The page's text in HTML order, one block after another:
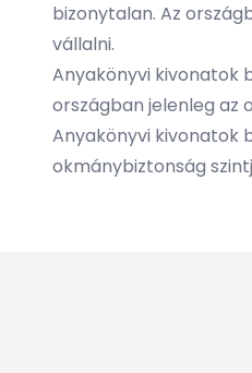
bizonytalan. Az
vállalni.
Anyakönyvi kivonatok
országban jelenleg az
Anyakönyvi kivonatok
okmánybiztonság